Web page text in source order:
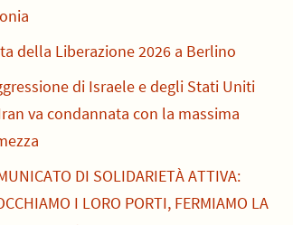
della Liberazione 2026 a Berlino
di Israele e degli Stati Uniti
va condannata con la massima
DI SOLIDARIETÀ ATTIVA:
I LORO PORTI, FERMIAMO LA